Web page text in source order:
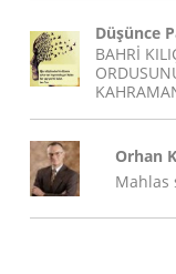
Düşünce
BAHRİ
Orhan
Mahlas